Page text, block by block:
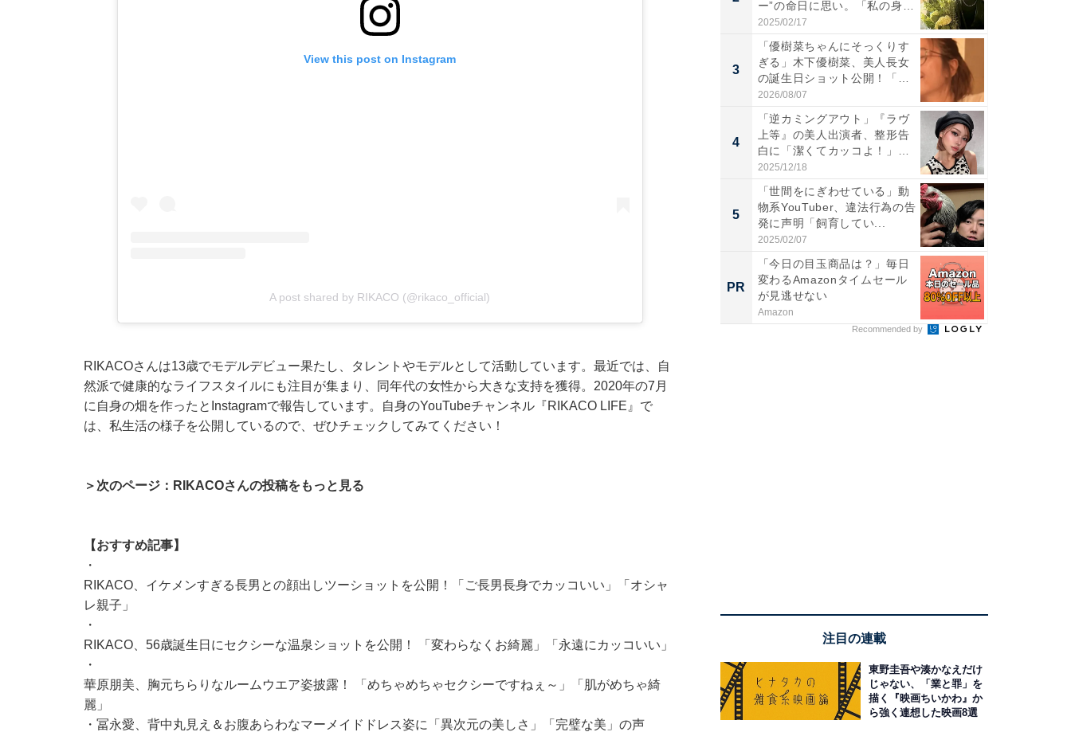
View this post on Instagram
A post shared by RIKACO (@rikaco_official)
RIKACOさんは13歳でモデルデビュー果たし、タレントやモデルとして活動しています。最近では、自
然派で健康的なライフスタイルにも注目が集まり、同年代の女性から大きな支持を獲得。2020年の7月
に自身の畑を作ったとInstagramで報告しています。自身のYouTubeチャンネル『RIKACO LIFE』で
は、私生活の様子を公開しているので、ぜひチェックしてみてください！
＞次のページ：RIKACOさんの投稿をもっと見る
【おすすめ記事】
・
RIKACO、イケメンすぎる長男との顔出しツーショットを公開！「ご長男長身でカッコいい」「オシャ
レ親子」
・
RIKACO、56歳誕生日にセクシーな温泉ショットを公開！ 「変わらなくお綺麗」「永遠にカッコいい」
・
華原朋美、胸元ちらりなルームウエア姿披露！ 「めちゃめちゃセクシーですねぇ～」「肌がめちゃ綺
麗」
・ 冨永愛、背中丸見え＆お腹あらわなマーメイドドレス姿に「異次元の美しさ」「完璧な美」の声
ー”の命日に思い。「私の身
体...
2025/02/17
3
「優樹菜ちゃんにそっくりす
ぎる」木下優樹菜、美人長女
の誕生日ショット公開！「1
4...
2026/08/07
4
「逆カミングアウト」『ラヴ
上等』の美人出演者、整形告
白に「潔くてカッコよ！」
「好...
2025/12/18
5
「世間をにぎわせている」動
物系YouTuber、違法行為の告
発に声明「飼育してい...
2025/02/07
PR
「今日の目玉商品は？」毎日
変わるAmazonタイムセール
が見逃せない
Amazon
Recommended by
注目の連載
東野圭吾や湊かなえだけ
じゃない、「業と罪」を
描く『映画ちいかわ』か
ら強く連想した映画8選